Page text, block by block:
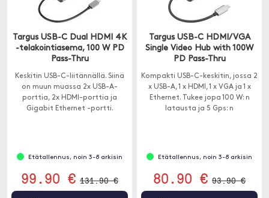
Targus USB-C Dual HDMI 4K
-telakointiasema, 100 W PD
Pass-Thru
Keskitin USB-C-liitännällä. Siinä
on muun muassa 2x USB-A-
porttia, 2x HDMI-porttia ja
Gigabit Ethernet -portti.
Etätallennus, noin 3-8 arkisin
99.90 € 131.90 €
Targus USB-C HDMI/VGA
Single Video Hub with 100W
PD Pass-Thru
Kompakti USB-C-keskitin, jossa 2
x USB-A, 1 x HDMI, 1 x VGA ja 1 x
Ethernet. Tukee jopa 100 W: n
latausta ja 5 Gps: n
Etätallennus, noin 3-8 arkisin
80.90 € 93.90 €